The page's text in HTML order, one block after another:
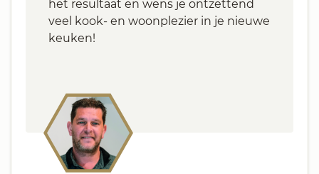
het resultaat en wens je ontzettend
veel kook- en woonplezier in je nieuwe
keuken!